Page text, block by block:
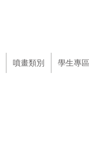
噴畫類別 學生專區